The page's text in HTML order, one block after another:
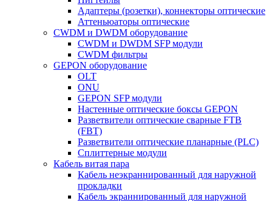
Адаптеры (розетки), коннекторы оптические
Аттеньюаторы оптические
CWDM и DWDM оборудование
CWDM и DWDM SFP модули
CWDM фильтры
GEPON оборудование
OLT
ONU
GEPON SFP модули
Настенные оптические боксы GEPON
Разветвители оптические сварные FTB
(FBT)
Разветвители оптические планарные (PLC)
Сплиттерные модули
Кабель витая пара
Кабель неэкраннированный для наружной
прокладки
Кабель экраннированный для наружной